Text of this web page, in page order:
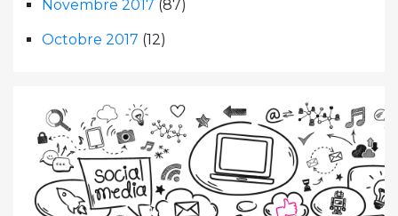
Novembre 2017 (87)
Octobre 2017 (12)